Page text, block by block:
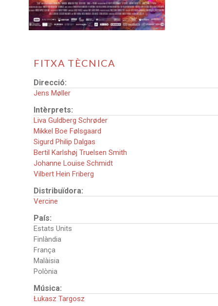
FITXA TÈCNICA
Direcció:
Jens Møller
Intèrprets:
Liva Guldberg Schrøder
Mikkel Boe Følsgaard
Sigurd Philip Dalgas
Bertil Karlshøj Truelsen Smith
Johanne Louise Schmidt
Vilbert Hein Friberg
Distribuïdora:
Vercine
País:
Estats Units
Finlàndia
França
Malàisia
Polònia
Música:
Łukasz Targosz